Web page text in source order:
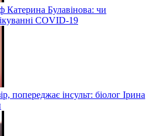
Булавінова: чи
COVID-19
попереджає інсульт: біолог Ірина